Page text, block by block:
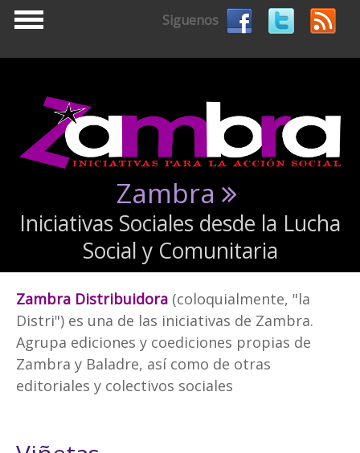
Pasar al contenido principalSiguenos
Zambra
Iniciativas Sociales desde la Lucha
Social y Comunitaria
Zambra Distribuidora (coloquialmente, "la
Distri") es una de las iniciativas de Zambra.
Agrupa ediciones y coediciones propias de
Zambra y Baladre, así como de otras
editoriales y colectivos sociales